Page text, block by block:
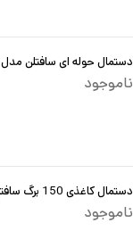
دستمال حوله ای سافتلن مدل R1221 بسته دو عددی
ناموجود
دستمال کاغذی 150 برگ سافتلن سری نقره‌ای
ناموجود